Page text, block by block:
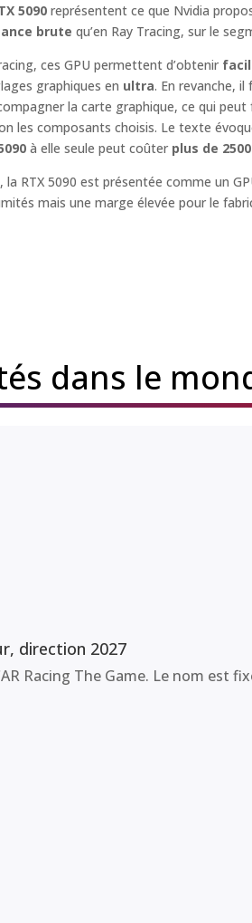
5090représentent ce que Nvidia
brute qu’en Ray Tracing, sur le
ces GPU permettent d’obtenir
graphiques en ultra. En revanche,
la carte graphique, ce qui
les composants choisis. Le texte
à elle seule peut coûter plus de
RTX 5090 est présentée comme un
mais une marge élevée pour le
dans le
direction 2027
Racing The Game. Le nom est